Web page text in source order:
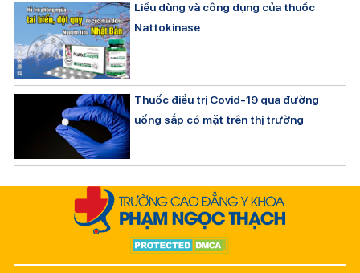
Liều dùng và công dụng của thuốc
Nattokinase
Thuốc điều trị Covid-19 qua đường
uống sắp có mặt trên thị trường